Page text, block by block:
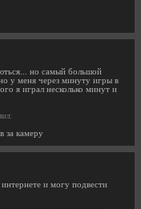
но самый большой
у меня через минуту игры в
я играл несколько минут и
за камеру
и могу подвести